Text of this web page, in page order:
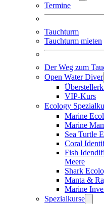
Termine
Tauchturm
Tauchturm mieten
Der Weg zum
Open Water Diver
VIP-Kurs
Ecology
Marine
Marine
Sea Turtle
Coral
Fish
Meere
Shark
Manta &
Marine
Spezialkurse